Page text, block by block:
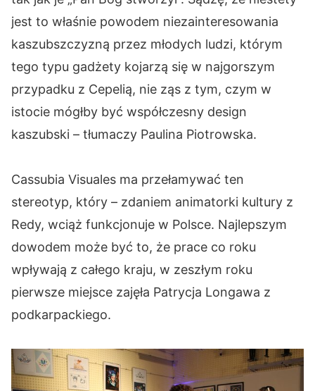
jest to właśnie powodem niezainteresowania
kaszubszczyzną przez młodych ludzi, którym
tego typu gadżety kojarzą się w najgorszym
przypadku z Cepelią, nie ząs z tym, czym w
istocie mógłby być współczesny design
kaszubski – tłumaczy Paulina Piotrowska.
Cassubia Visuales ma przełamywać ten
stereotyp, który – zdaniem animatorki kultury z
Redy, wciąż funkcjonuje w Polsce. Najlepszym
dowodem może być to, że prace co roku
wpływają z całego kraju, w zeszłym roku
pierwsze miejsce zajęła Patrycja Longawa z
podkarpackiego.